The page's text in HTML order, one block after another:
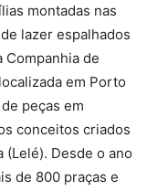
montadas nas
lazer espalhados
Companhia de
em Porto
peças em
conceitos criados
Desde o ano
de 800 praças e